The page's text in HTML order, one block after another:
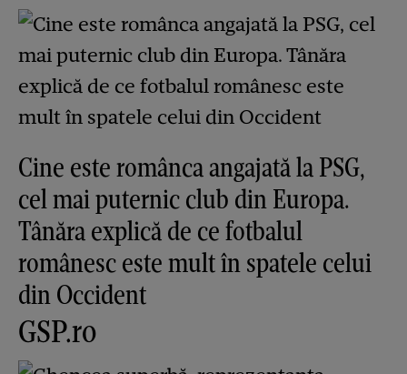
Cine este românca angajată la PSG,
cel mai puternic club din Europa.
Tânăra explică de ce fotbalul
românesc este mult în spatele celui
din Occident
GSP.ro